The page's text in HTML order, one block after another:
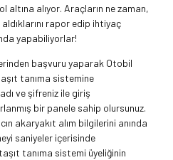
alıyor. Araçların ne zaman,
rapor edip ihtiyaç
yapabiliyorlar!
başvuru yaparak Otobil
tanıma sistemine
ve şifreniz ile giriş
bir panele sahip olursunuz.
akaryakıt alım bilgilerini anında
saniyeler içerisinde
tanıma sistemi üyeliğinin